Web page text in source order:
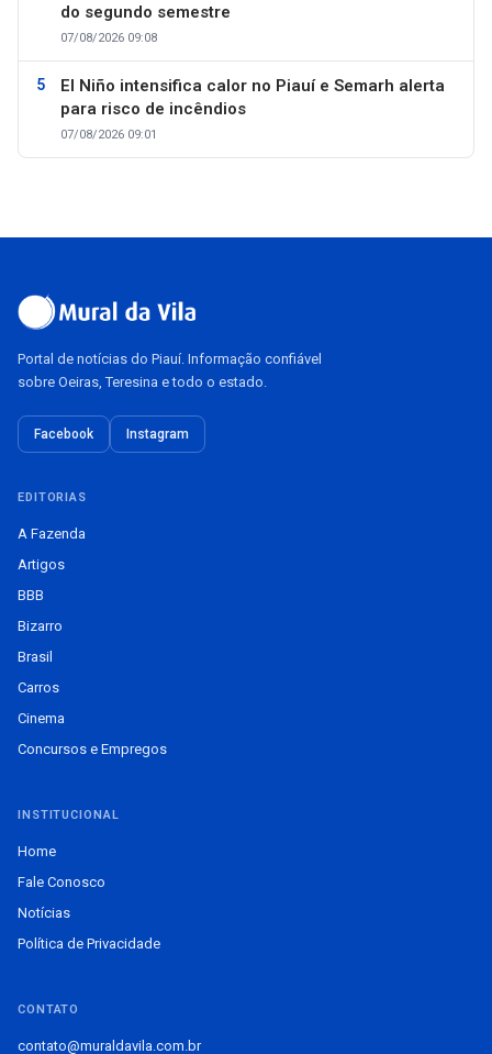
do segundo semestre
07/08/2026 09:08
El Niño intensifica calor no Piauí e Semarh alerta
para risco de incêndios
07/08/2026 09:01
Portal de notícias do Piauí. Informação confiável
sobre Oeiras, Teresina e todo o estado.
Facebook Instagram
EDITORIAS
A Fazenda
Artigos
BBB
Bizarro
Brasil
Carros
Cinema
Concursos e Empregos
INSTITUCIONAL
Home
Fale Conosco
Notícias
Política de Privacidade
CONTATO
contato@muraldavila.com.br